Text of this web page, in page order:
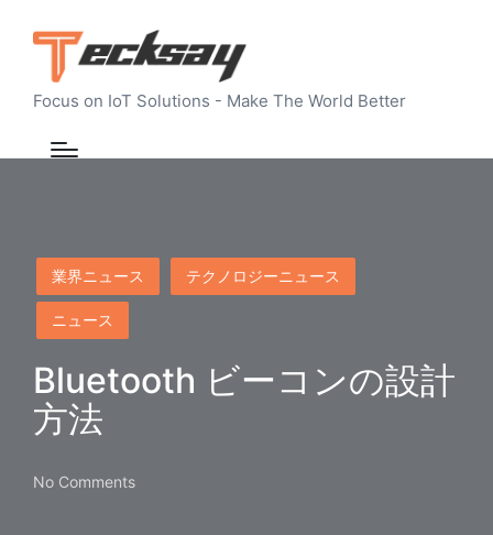
Focus on IoT Solutions - Make The World Better
Posted
in
業界ニュース テクノロジーニュース
ニュース
Bluetooth ビーコンの設計
方法
No Comments